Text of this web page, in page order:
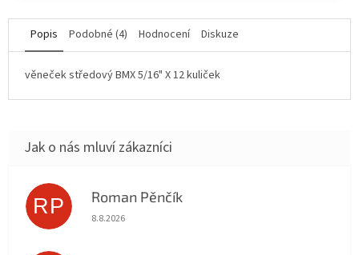
Popis Podobné (4) Hodnocení Diskuze
věneček středový BMX 5/16" X 12 kuliček
RP Roman Pěnčík
Hodnocení obchodu je 5 z 5 hvězdiček.
8.8.2026